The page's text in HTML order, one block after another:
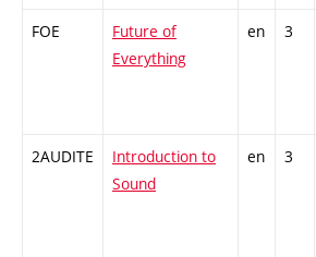
FOE
Future of
Everything
en 3
2AUDITE
Introduction to
Sound
en 3